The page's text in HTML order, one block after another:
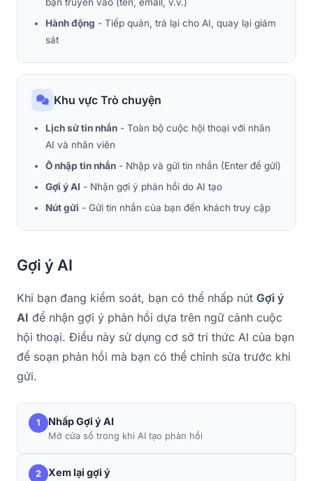
Hành động - Tiếp quản, trả lại cho AI, quay lại giám
sát
Khu vực Trò chuyện
Lịch sử tin nhắn - Toàn bộ cuộc hội thoại với nhãn
AI và nhân viên
Ô nhập tin nhắn - Nhập và gửi tin nhắn (Enter để gửi)
Gợi ý AI - Nhận gợi ý phản hồi do AI tạo
Nút gửi - Gửi tin nhắn của bạn đến khách truy cập
Gợi ý AI
Khi bạn đang kiểm soát, bạn có thể nhấp nút Gợi ý
AI để nhận gợi ý phản hồi dựa trên ngữ cảnh cuộc
hội thoại. Điều này sử dụng cơ sở tri thức AI của bạn
để soạn phản hồi mà bạn có thể chỉnh sửa trước khi
gửi.
1 Nhấp Gợi ý AI
Mở cửa sổ trong khi AI tạo phản hồi
2 Xem lại gợi ý